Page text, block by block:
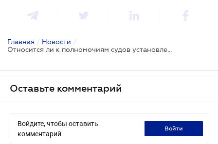
Главная / Новости /
Относится ли к полномочиям судов установление местонахождения участников судебного процесса - позиция ВС
Оставьте комментарий
Войдите, чтобы оставить
комментарий
войти